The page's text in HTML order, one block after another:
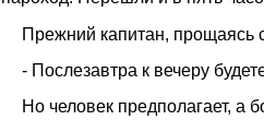
Прежний капитан, прощаясь
- Послезавтра к вечеру
Но человек предполагает, а